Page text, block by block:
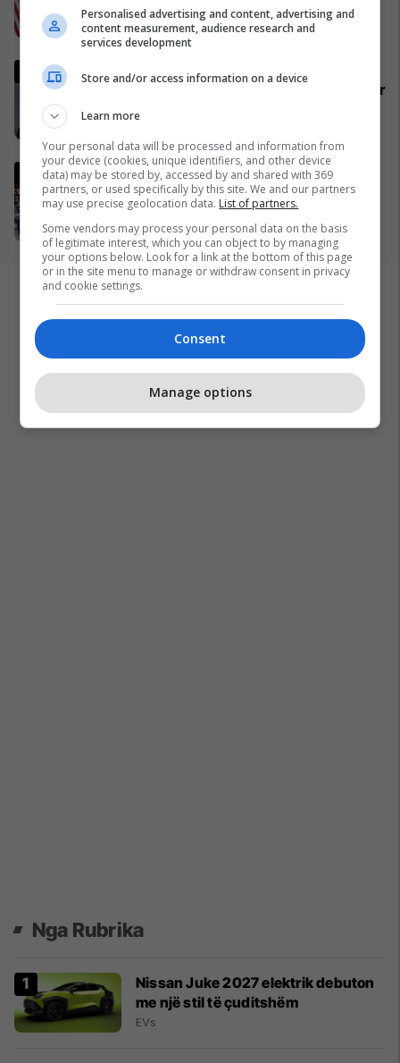
NATO dhe do ta mbështet
Izraelin në një luftë të
mundshme me Turqinë në Siri
09/04/2026
Ia djegin veturat në Zvicër,
reagon Mozzik: Janë shkaktuar
KS i OKB-së: Përplasje
diplomatike mes Kosovës,
Serbisë dhe fuqive botërore
mbi dialogun, sigurinë dhe
UNMIK-un
09/04/2026
Nga Rubrika
Nissan Juke 2027 elektrik debuton
me një stil të çuditshëm
EVs
Personalised advertising and content, advertising and
content measurement, audience research and
services development
Store and/or access information on a device
Learn more
Your personal data will be processed and information from
your device (cookies, unique identifiers, and other device
data) may be stored by, accessed by and shared with 369
partners, or used specifically by this site. We and our partners
may use precise geolocation data. List of partners.
Some vendors may process your personal data on the basis
of legitimate interest, which you can object to by managing
your options below. Look for a link at the bottom of this page
or in the site menu to manage or withdraw consent in privacy
and cookie settings.
Consent
Manage options